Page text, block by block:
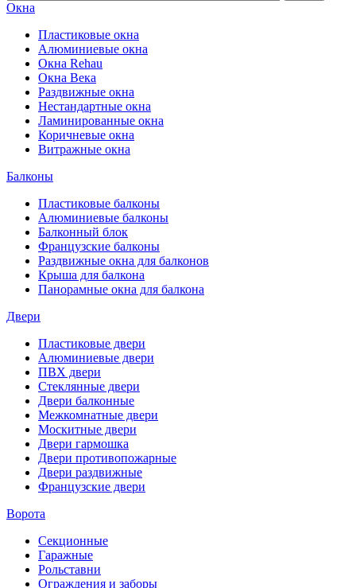
Окна
Пластиковые окна
Алюминиевые окна
Окна Rehau
Окна Века
Раздвижные окна
Нестандартные окна
Ламинированные окна
Коричневые окна
Витражные окна
Балконы
Пластиковые балконы
Алюминиевые балконы
Балконный блок
Французские балконы
Раздвижные окна для балконов
Крыша для балкона
Панорамные окна для балкона
Двери
Пластиковые двери
Алюминиевые двери
ПВХ двери
Стеклянные двери
Двери балконные
Межкомнатные двери
Москитные двери
Двери гармошка
Двери противопожарные
Двери раздвижные
Французские двери
Ворота
Секционные
Гаражные
Рольставни
Ограждения и заборы